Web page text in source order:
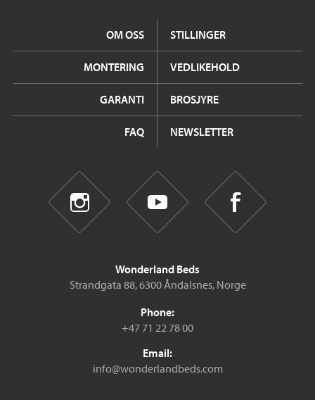
OM OSS STILLINGER
MONTERING VEDLIKEHOLD
GARANTI BROSJYRE
FAQ NEWSLETTER
Wonderland Beds
Strandgata 88, 6300 Åndalsnes, Norge
Phone:
+47 71 22 78 00
Email:
info@wonderlandbeds.com